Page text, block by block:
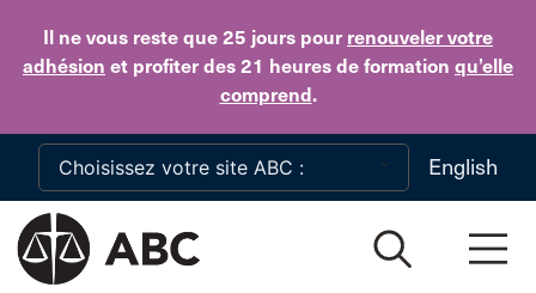
Il ne vous reste que 25 jours pour renouveler votre
adhésion et profiter des 21 heures de formation qu’elle
comprend.
Skip to main content
English